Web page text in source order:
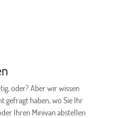
oder? Aber wir wissen
gefragt haben, wo Sie Ihr
Ihren Minivan abstellen